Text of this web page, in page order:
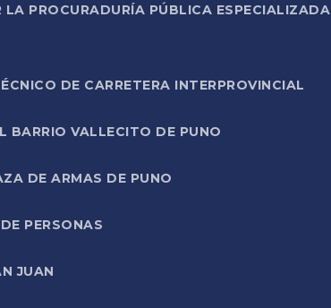
PROCURADURÍA PÚBLICA ESPECIALIZADA
DE CARRETERA INTERPROVINCIAL
BARRIO VALLECITO DE PUNO
DE ARMAS DE PUNO
PERSONAS
JUAN